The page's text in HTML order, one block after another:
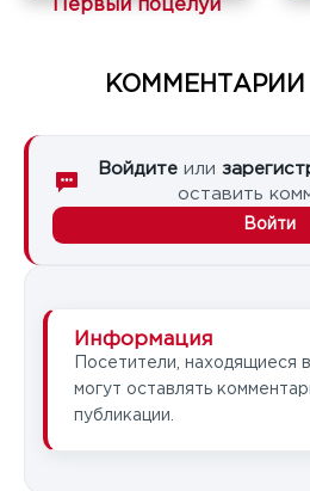
Первый поцелуй
Войдите или
оставить
Войти
Информация
Посетители, находящиеся
могут оставлять
публикации.